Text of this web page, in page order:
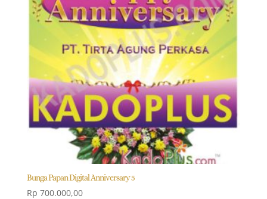
Bunga Papan Digital Anniversary 5
Rp 700.000,00